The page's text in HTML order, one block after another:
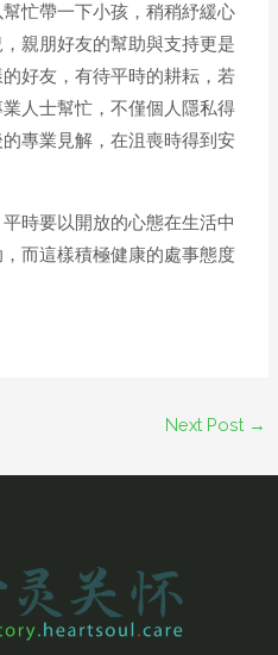
忙帶一下小孩，稍稍紓緩心
親朋好友的幫助與支持更是
好友，有待平時的耕耘，若
人士幫忙，不僅個人隱私得
專業見解，在沮喪時得到安
時要以開放的心態在生活中
而這樣積極健康的處事態度
Next Post →